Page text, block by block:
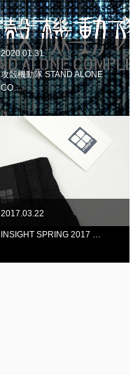
2020.01.31
攻殻機動隊 STAND ALONE
CO…
2017.03.22
INSIGHT SPRING 2017 …